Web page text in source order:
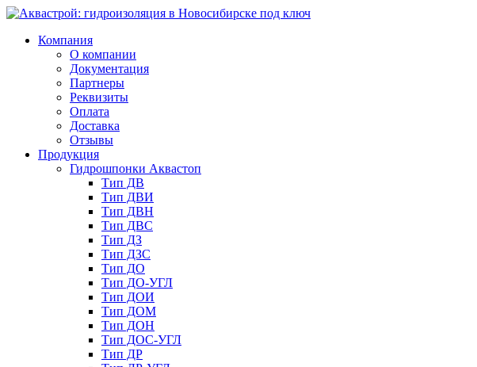
Компания
О компании
Документация
Партнеры
Реквизиты
Оплата
Доставка
Отзывы
Продукция
Гидрошпонки Аквастоп
Тип ДВ
Тип ДВИ
Тип ДВН
Тип ДВС
Тип ДЗ
Тип ДЗС
Тип ДО
Тип ДО-УГЛ
Тип ДОИ
Тип ДОМ
Тип ДОН
Тип ДОС-УГЛ
Тип ДР